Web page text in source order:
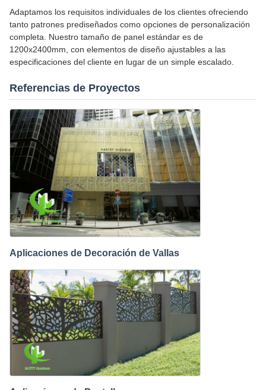
Adaptamos los requisitos individuales de los clientes ofreciendo
tanto patrones prediseñados como opciones de personalización
completa. Nuestro tamaño de panel estándar es de
1200x2400mm, con elementos de diseño ajustables a las
especificaciones del cliente en lugar de un simple escalado.
Referencias de Proyectos
Aplicaciones de Decoración de Vallas